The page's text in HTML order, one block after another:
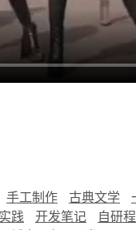
手工制作 古典文学
践 开发笔记
自研